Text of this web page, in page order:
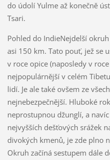
do údolí Yulme až konečně
Tsari.
Pohled do IndieNejdelší
asi 150 km. Tato pouť, jež se
v roce opice (naposledy v
nejpopulárnější v celém
lidí. Je ale také ovšem ze
nejnebezpečnější. Hluboké
neprostupnou džunglí, a
nejvyšších dešťových srážek
divokých kmenů, je zde plno
Okruh začíná sestupem dále